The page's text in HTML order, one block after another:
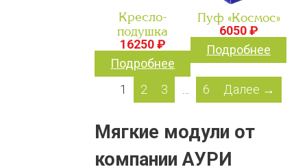
Кресло-
подушка
16250 ₽
Подробнее
Пуф «Космос»
6050 ₽
Подробнее
1 2 3 … 6 Далее →
Мягкие модули от
компании АУРИ